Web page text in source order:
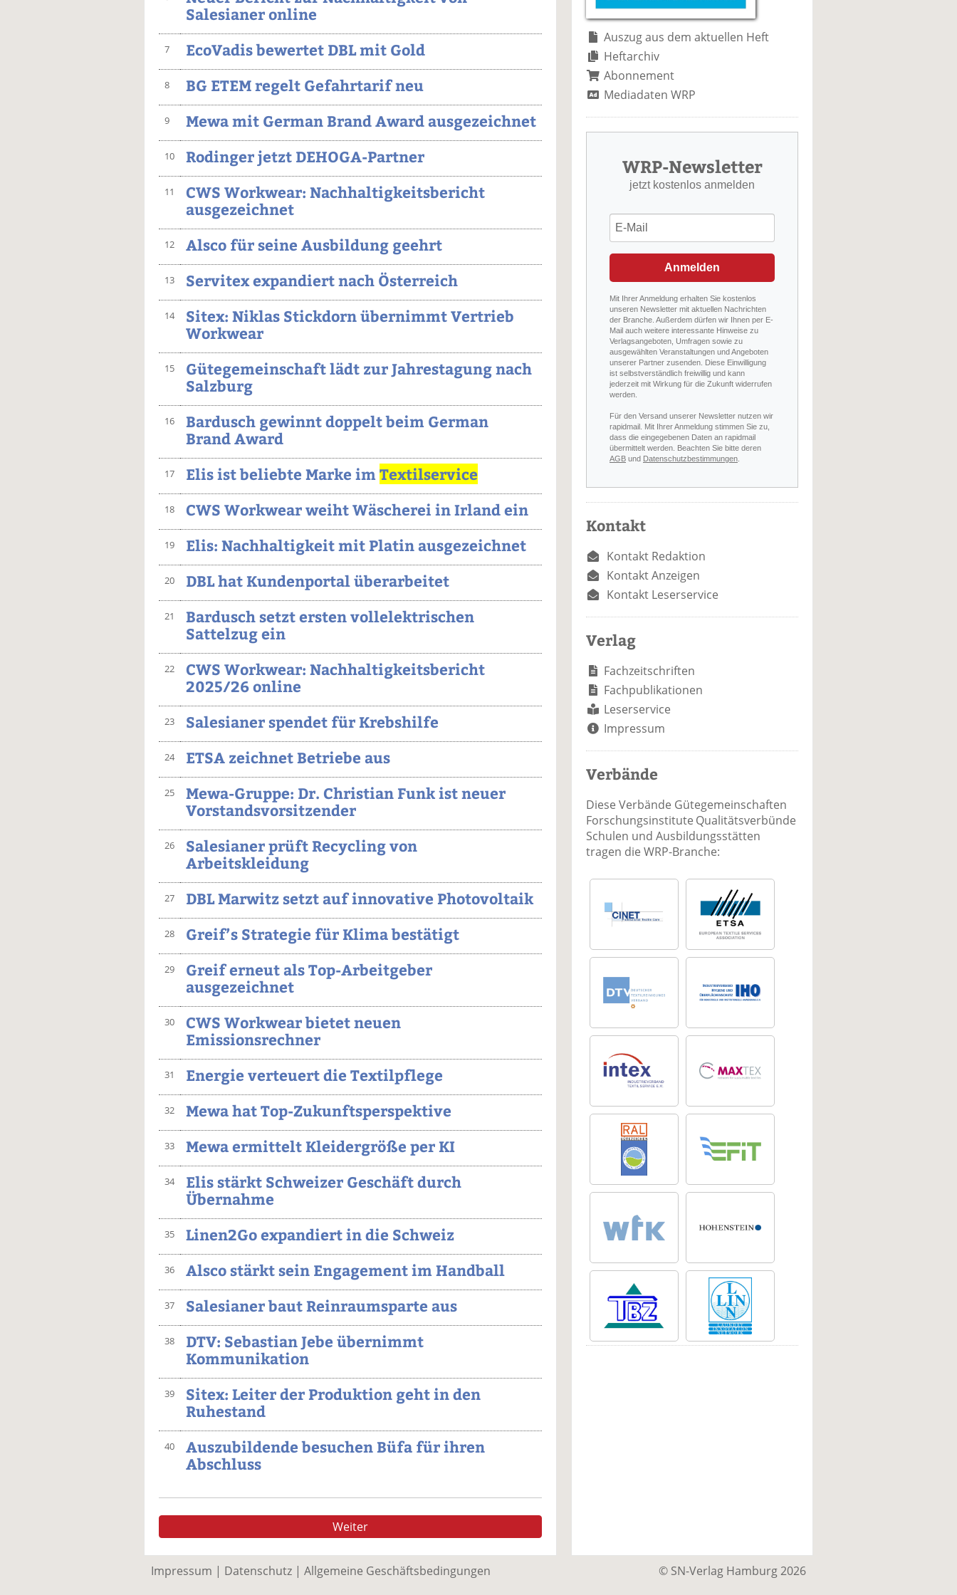
Salesianer online
7 EcoVadis bewertet DBL mit Gold
8 BG ETEM regelt Gefahrtarif neu
9 Mewa mit German Brand Award ausgezeichnet
10 Rodinger jetzt DEHOGA-Partner
11
CWS Workwear: Nachhaltigkeitsbericht
ausgezeichnet
12 Alsco für seine Ausbildung geehrt
13 Servitex expandiert nach Österreich
14
Sitex: Niklas Stickdorn übernimmt Vertrieb
Workwear
15
Gütegemeinschaft lädt zur Jahrestagung nach
Salzburg
16
Bardusch gewinnt doppelt beim German
Brand Award
17 Elis ist beliebte Marke imTextilservice
18 CWS Workwear weiht Wäscherei in Irland ein
19 Elis: Nachhaltigkeit mit Platin ausgezeichnet
20 DBL hat Kundenportal überarbeitet
21
Bardusch setzt ersten vollelektrischen
Sattelzug ein
22
CWS Workwear: Nachhaltigkeitsbericht
2025/26 online
23 Salesianer spendet für Krebshilfe
24 ETSA zeichnet Betriebe aus
25
Mewa-Gruppe: Dr. Christian Funk ist neuer
Vorstandsvorsitzender
26
Salesianer prüft Recycling von
Arbeitskleidung
27 DBL Marwitz setzt auf innovative Photovoltaik
28 Greif’s Strategie für Klima bestätigt
29
Greif erneut als Top-Arbeitgeber
ausgezeichnet
30
CWS Workwear bietet neuen
Emissionsrechner
31 Energie verteuert die Textilpflege
32 Mewa hat Top-Zukunftsperspektive
33 Mewa ermittelt Kleidergröße per KI
34
Elis stärkt Schweizer Geschäft durch
Übernahme
35 Linen2Go expandiert in die Schweiz
36 Alsco stärkt sein Engagement im Handball
37 Salesianer baut Reinraumsparte aus
38
DTV: Sebastian Jebe übernimmt
Kommunikation
39
Sitex: Leiter der Produktion geht in den
Ruhestand
40
Auszubildende besuchen Büfa für ihren
Abschluss
Weiter
Auszug aus dem aktuellen Heft
Heftarchiv
Abonnement
Mediadaten WRP
WRP-Newsletter
jetzt kostenlos anmelden
Anmelden
Mit Ihrer Anmeldung erhalten Sie kostenlos
unseren Newsletter mit aktuellen Nachrichten
der Branche. Außerdem dürfen wir Ihnen per E-
Mail auch weitere interessante Hinweise zu
Verlagsangeboten, Umfragen sowie zu
ausgewählten Veranstaltungen und Angeboten
unserer Partner zusenden. Diese Einwilligung
ist selbstverständlich freiwillig und kann
jederzeit mit Wirkung für die Zukunft widerrufen
werden.
Für den Versand unserer Newsletter nutzen wir
rapidmail. Mit Ihrer Anmeldung stimmen Sie zu,
dass die eingegebenen Daten an rapidmail
übermittelt werden. Beachten Sie bitte deren
AGB und Datenschutzbestimmungen
Kontakt
Kontakt Redaktion
Kontakt Anzeigen
Kontakt Leserservice
Verlag
Fachzeitschriften
Fachpublikationen
Leserservice
Impressum
Verbände
Diese Verbände Gütegemeinschaften
Forschungsinstitute Qualitätsverbünde
Schulen und Ausbildungsstätten
tragen die WRP-Branche:
Impressum | Datenschutz | Allgemeine Geschäftsbedingungen © SN-Verlag Hamburg 2026